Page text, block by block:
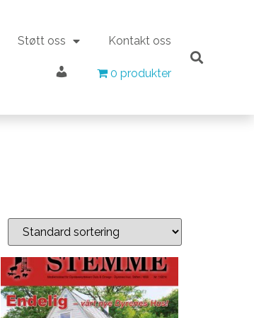
Støtt oss Kontakt oss
Min konto 0 produkter
0 produkter